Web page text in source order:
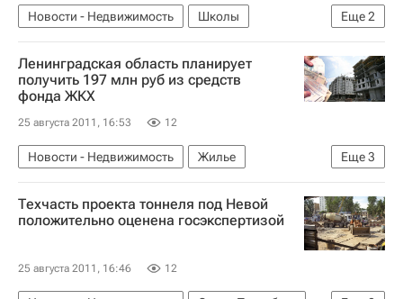
Еще2
Новости - Недвижимость
Школы
Республика Дагестан
Россия
Ленинградская область планирует
получить 197 млн руб из средств
фонда ЖКХ
25 августа 2011, 16:53 12
Еще3
Новости - Недвижимость
Жилье
Фонд ЖКХ
Ленинградская область
Россия
Техчасть проекта тоннеля под Невой
положительно оценена госэкспертизой
25 августа 2011, 16:46 12